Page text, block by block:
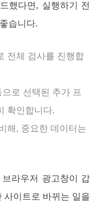
했다면, 실행하기 전
습니다.
전체 검사를 진행합
로 선택된 추가 프
확인합니다.
해, 중요한 데이터는
라우저 광고창이 갑
사이트로 바뀌는 일을